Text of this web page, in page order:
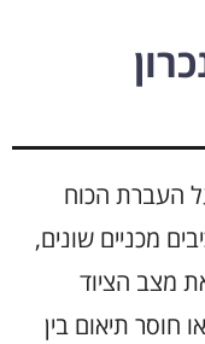
העברת הכוח
מכניים שונים,
מצב הציוד
חוסר תיאום בין